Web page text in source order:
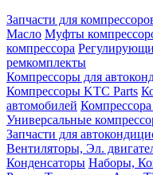
Запчасти для
Масло Муфты
компрессора
ремкомплекты
Компрессоры для
Компрессоры KTC Parts
автомобилей
Универсальные
Запчасти для
Вентиляторы, Эл.
Конденсаторы Наборы,